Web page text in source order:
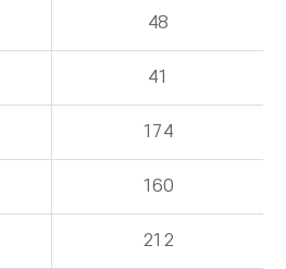
48
41
174
160
212